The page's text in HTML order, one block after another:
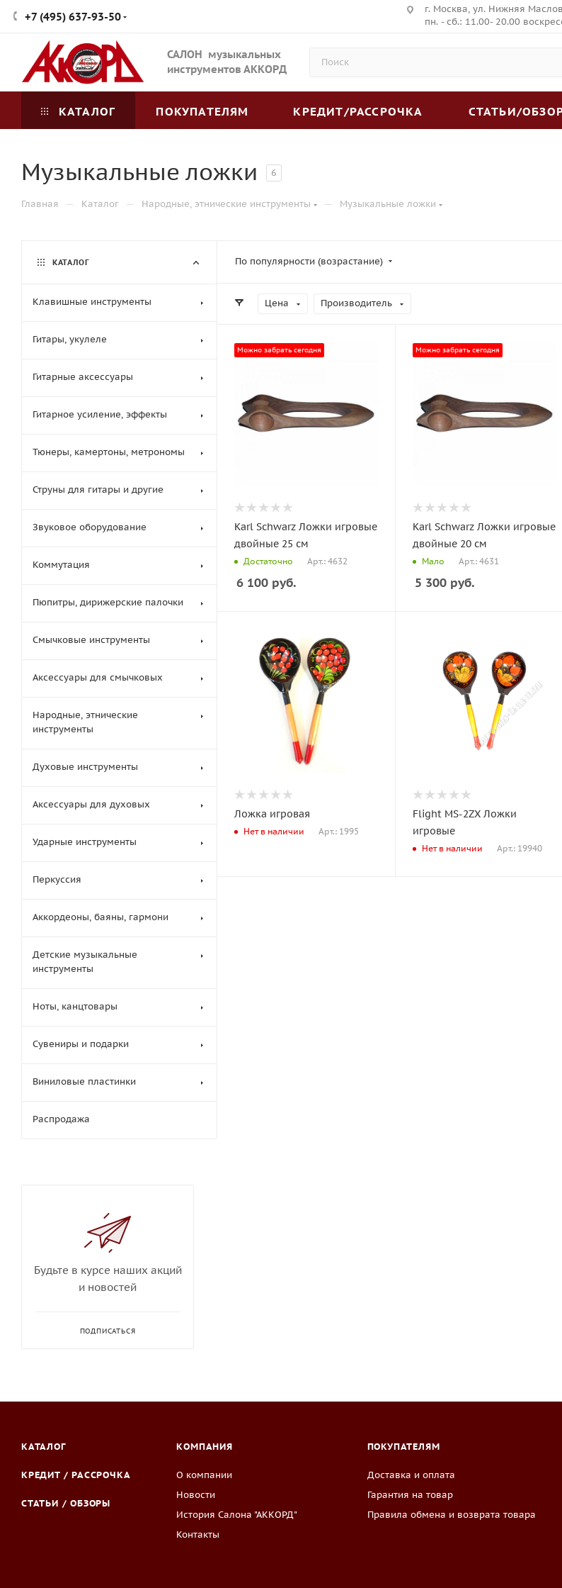
+7 (495) 637-93-50
г. Москва, ул. Нижняя
пн. - сб.: 11.00- 20.00
САЛОН музыкальных
инструментов АККОРД
КАТАЛОГ ПОКУПАТЕЛЯМ КРЕДИТ/РАССРОЧКА СТАТЬИ/
Музыкальные ложки 6
Главная — Каталог — Народные, этнические инструменты — Музыкальные ложки
По популярности (возрастание)
Цена Производитель
Можно забрать сегодня
Karl Schwarz Ложки игровые
двойные 25 см
Достаточно Арт.: 4632
6 100 руб.
Можно забрать сегодня
Karl Schwarz Ложки игровые
двойные 20 см
Мало Арт.: 4631
5 300руб.
Ложка игровая
Нет в наличии Арт.: 1995
Flight MS-2ZX Ложки
игровые
Нет в наличии Арт.: 19940
КАТАЛОГ
Клавишные инструменты
Гитары, укулеле
Гитарные аксессуары
Гитарное усиление, эффекты
Тюнеры, камертоны, метрономы
Струны для гитары и другие
Звуковое оборудование
Коммутация
Пюпитры, дирижерские палочки
Смычковые инструменты
Аксессуары для смычковых
Народные, этнические
инструменты
Духовые инструменты
Аксессуары для духовых
Ударные инструменты
Перкуссия
Аккордеоны, баяны, гармони
Детские музыкальные
инструменты
Ноты, канцтовары
Сувениры и подарки
Виниловые пластинки
Распродажа
Будьте в курсе наших акций
и новостей
ПОДПИСАТЬСЯ
КАТАЛОГ
КРЕДИТ / РАССРОЧКА
СТАТЬИ / ОБЗОРЫ
КОМПАНИЯ
О компании
Новости
История Салона "АККОРД"
Контакты
ПОКУПАТЕЛЯМ
Доставка и оплата
Гарантия на товар
Правила обмена и возврата товара